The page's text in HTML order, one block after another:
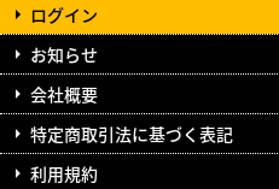
ログイン
お知らせ
会社概要
特定商取引法に基づく表記
利用規約